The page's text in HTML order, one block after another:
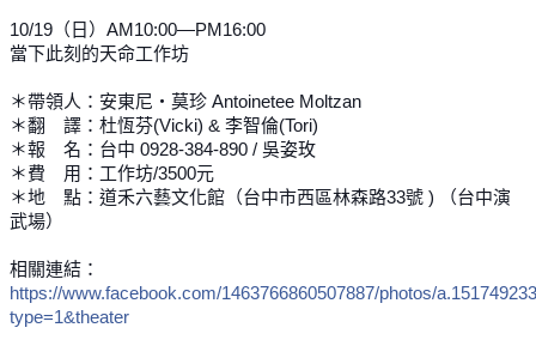
10/19（日）AM10:00—PM16:00
當下此刻的天命工作坊
＊帶領人：安東尼・莫珍 Antoinetee Moltzan
＊翻 譯：杜恆芬(Vicki) & 李智倫(Tori)
＊報 名：台中 0928-384-890 / 吳姿玫
＊費 用：工作坊/3500元
＊地 點：道禾六藝文化館（台中市西區林森路33號 ) （台中演
武場）
相關連結：
https://www.facebook.com/1463766860507887/photos/
type=1&theater